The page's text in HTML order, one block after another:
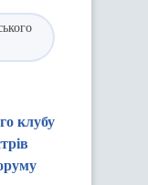
клубу